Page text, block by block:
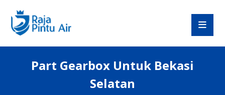
Part Gearbox Untuk Bekasi
Selatan